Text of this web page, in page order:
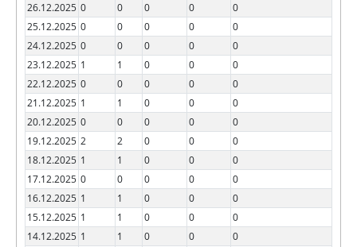
26.12.2025 0 0 0 0
0
25.12.2025 0 0 0 0
0
24.12.2025 0 0 0 0
0
23.12.2025 1 1 0 0
0
22.12.2025 0 0 0 0
0
21.12.2025 1 1 0 0
0
20.12.2025 0 0 0 0
0
19.12.2025 2 2 0 0
0
18.12.2025 1 1 0 0
0
17.12.2025 0 0 0 0
0
16.12.2025 1 1 0 0
0
15.12.2025 1 1 0 0
0
14.12.2025 1 1 0 0 0